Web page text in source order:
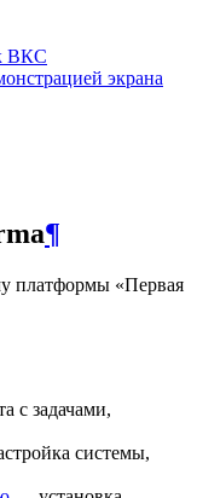
ВКС
экрана
¶
платформы «Первая
с задачами,
системы,